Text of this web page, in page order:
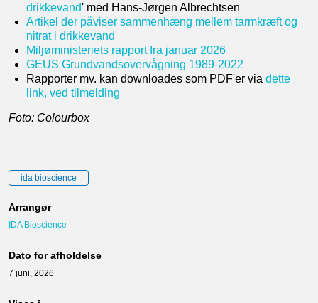
drikkevand' med Hans-Jørgen Albrechtsen
Artikel der påviser sammenhæng mellem tarmkræft og
nitrat i drikkevand
Miljøministeriets rapport fra januar 2026
GEUS Grundvandsovervågning 1989-2022
Rapporter mv. kan downloades som PDF'er via dette
link, ved tilmelding
Foto: Colourbox
ida bioscience
Arrangør
IDA Bioscience
Dato for afholdelse
7 juni, 2026